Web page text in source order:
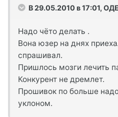
В 29.05.2010 в 17:01,
Надо чёто делать .
Вона юзер на днях
спрашивал.
Пришлось мозги лечить
Конкурент не дремлет.
Прошивок по больше
уклоном.